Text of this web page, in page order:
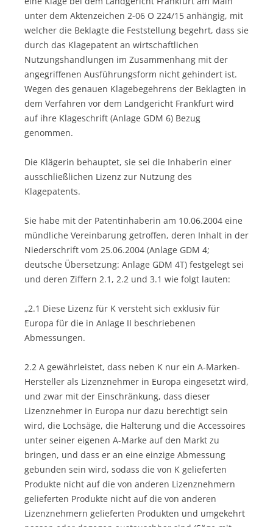
unter dem Aktenzeichen 2-06 O 224/15 anhängig, mit
welcher die Beklagte die Feststellung begehrt, dass sie
durch das Klagepatent an wirtschaftlichen
Nutzungshandlungen im Zusammenhang mit der
angegriffenen Ausführungsform nicht gehindert ist.
Wegen des genauen Klagebegehrens der Beklagten in
dem Verfahren vor dem Landgericht Frankfurt wird
auf ihre Klageschrift (Anlage GDM 6) Bezug
genommen.
Die Klägerin behauptet, sie sei die Inhaberin einer
ausschließlichen Lizenz zur Nutzung des
Klagepatents.
Sie habe mit der Patentinhaberin am 10.06.2004 eine
mündliche Vereinbarung getroffen, deren Inhalt in der
Niederschrift vom 25.06.2004 (Anlage GDM 4;
deutsche Übersetzung: Anlage GDM 4T) festgelegt sei
und deren Ziffern 2.1, 2.2 und 3.1 wie folgt lauten:
„2.1 Diese Lizenz für K versteht sich exklusiv für
Europa für die in Anlage II beschriebenen
Abmessungen.
2.2 A gewährleistet, dass neben K nur ein A-Marken-
Hersteller als Lizenznehmer in Europa eingesetzt wird,
und zwar mit der Einschränkung, dass dieser
Lizenznehmer in Europa nur dazu berechtigt sein
wird, die Lochsäge, die Halterung und die Accessoires
unter seiner eigenen A-Marke auf den Markt zu
bringen, und dass er an eine einzige Abmessung
gebunden sein wird, sodass die von K gelieferten
Produkte nicht auf die von anderen Lizenznehmern
gelieferten Produkte nicht auf die von anderen
Lizenznehmern gelieferten Produkten und umgekehrt